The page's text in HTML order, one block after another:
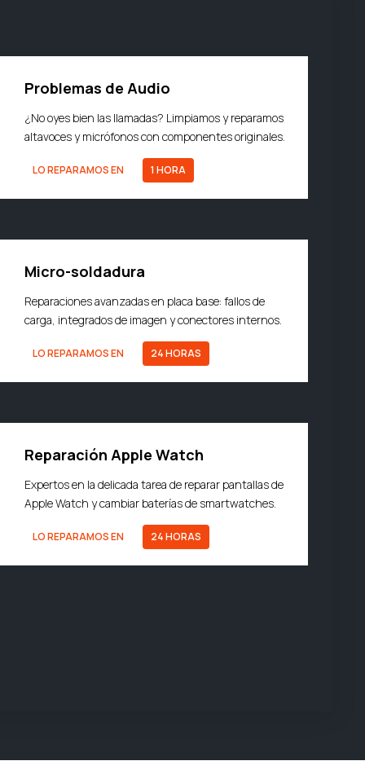
Problemas de Audio
¿No oyes bien las llamadas? Limpiamos y reparamos
altavoces y micrófonos con componentes originales.
LO REPARAMOS EN 1 HORA
Micro-soldadura
Reparaciones avanzadas en placa base: fallos de
carga, integrados de imagen y conectores internos.
LO REPARAMOS EN 24 HORAS
Reparación Apple Watch
Expertos en la delicada tarea de reparar pantallas de
Apple Watch y cambiar baterías de smartwatches.
LO REPARAMOS EN 24 HORAS